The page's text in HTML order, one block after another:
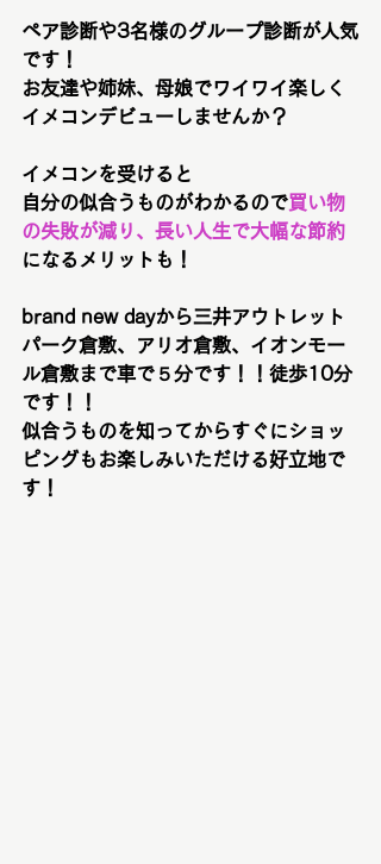
ペア診断や3名様のグループ診断が人気
です！
お友達や姉妹、母娘でワイワイ楽しく
イメコンデビューしませんか？
イメコンを受けると
自分の似合うものがわかるので買い物
の失敗が減り、長い人生で大幅な節約
になるメリットも！
brand new dayから三井アウトレット
パーク倉敷、アリオ倉敷、イオンモー
ル倉敷まで車で５分です！！徒歩10分
です！！
似合うものを知ってからすぐにショッ
ピングもお楽しみいただける好立地で
す！